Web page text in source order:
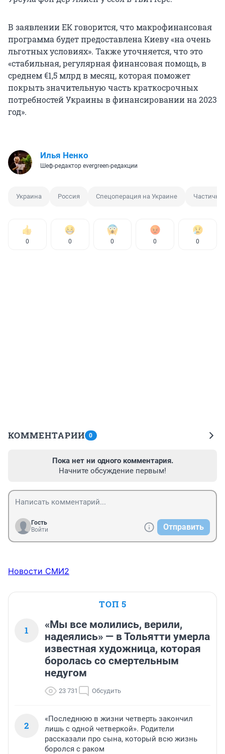
В заявлении ЕК говорится, что макрофинансовая
программа будет предоставлена Киеву «на очень
льготных условиях». Также уточняется, что это
«стабильная, регулярная финансовая помощь, в
среднем €1,5 млрд в месяц, которая поможет
покрыть значительную часть краткосрочных
потребностей Украины в финансировании на 2023
год».
Илья Ненко
Шеф-редактор evergreen-редакции
Украина Россия Спецоперация на Украине
0 0 0 0 0
КОММЕНТАРИИ 0
Пока нет ни одного комментария.
Начните обсуждение первым!
Гость
Войти
Отправить
Новости СМИ2
ТОП 5
1
«Мы все молились, верили,
надеялись» — в Тольятти умерла
известная художница, которая
боролась со смертельным
недугом
23 731 Обсудить
2
«Последнюю в жизни четверть закончил
лишь с одной четверкой». Родители
рассказали про сына, который всю жизнь
боролся с раком